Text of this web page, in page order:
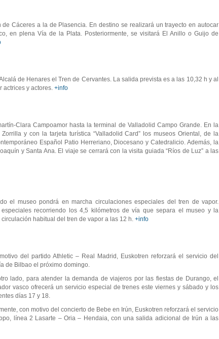
Cáceres a la de Plasencia. En destino se realizará un trayecto en autocar
en plena Vía de la Plata. Posteriormente, se visitará El Anillo o Guijo de
de Henares el Tren de Cervantes. La salida prevista es a las 10,32 h y al
actrices y actores. +info
Clara Campoamor hasta la terminal de Valladolid Campo Grande. En la
y con la tarjeta turística “Valladolid Card” los museos Oriental, de la
Español Patio Herreriano, Diocesano y Catedralicio. Además, la
y Santa Ana. El viaje se cerrará con la visita guiada “Ríos de Luz” a las
el museo pondrá en marcha circulaciones especiales del tren de vapor.
recorriendo los 4,5 kilómetros de vía que separa el museo y la
habitual del tren de vapor a las 12 h. +info
del partido Athletic – Real Madrid, Euskotren reforzará el servicio del
de Bilbao el próximo domingo.
lado, para atender la demanda de viajeros por las fiestas de Durango, el
vasco ofrecerá un servicio especial de trenes este viernes y sábado y los
días 17 y 18.
con motivo del concierto de Bebe en Irún, Euskotren reforzará el servicio
línea 2 Lasarte – Oria – Hendaia, con una salida adicional de Irún a las